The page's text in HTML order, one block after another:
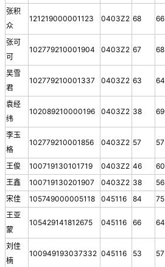
张积
众
121219000001123 0403Z2 68 66
张可
可
102779210001904 0403Z2 67 68
吴雪
君
102779210001337 0403Z2 63 64
袁经
纬
102089210000196 0403Z2 38 69
李玉
格
102779210001856 0403Z2 57 57
王俊 100719130101719 0403Z2 46 60
王鑫
100719130201907 0403Z2 38 56
宋佳
105749000005118 045116 84 75
王亚
蒙
105429141812675 045116 66 64
刘佳
楠
100949193037332 045116 53 57